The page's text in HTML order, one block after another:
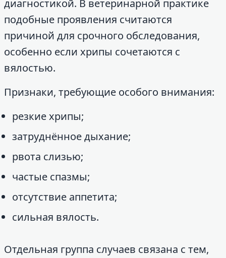
диагностикой. В ветеринарной практике
подобные проявления считаются
причиной для срочного обследования,
особенно если хрипы сочетаются с
вялостью.
Признаки, требующие особого внимания:
резкие хрипы;
затруднённое дыхание;
рвота слизью;
частые спазмы;
отсутствие аппетита;
сильная вялость.
Отдельная группа случаев связана с тем,